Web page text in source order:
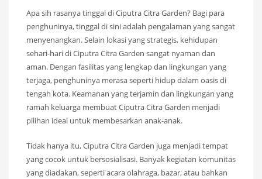
Apa sih rasanya tinggal di Ciputra Citra Garden? Bagi para
penghuninya, tinggal di sini adalah pengalaman yang sangat
menyenangkan. Selain lokasi yang strategis, kehidupan
sehari-hari di Ciputra Citra Garden sangat nyaman dan
aman. Dengan fasilitas yang lengkap dan lingkungan yang
terjaga, penghuninya merasa seperti hidup dalam oasis di
tengah kota. Keamanan yang terjamin dan lingkungan yang
ramah keluarga membuat Ciputra Citra Garden menjadi
pilihan ideal untuk membesarkan anak-anak.
Tidak hanya itu, Ciputra Citra Garden juga menjadi tempat
yang cocok untuk bersosialisasi. Banyak kegiatan komunitas
yang diadakan, seperti acara olahraga, bazar, atau bahkan